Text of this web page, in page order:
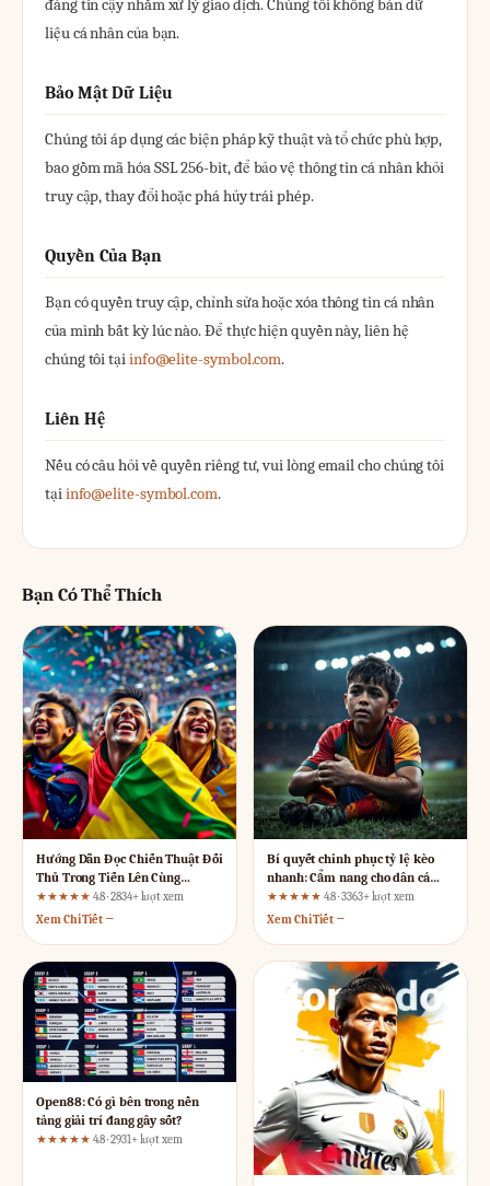
đáng tin cậy nhằm xử lý giao dịch. Chúng tôi không bán dữ
liệu cá nhân của bạn.
Bảo Mật Dữ Liệu
Chúng tôi áp dụng các biện pháp kỹ thuật và tổ chức phù hợp,
bao gồm mã hóa SSL 256-bit, để bảo vệ thông tin cá nhân khỏi
truy cập, thay đổi hoặc phá hủy trái phép.
Quyền Của Bạn
Bạn có quyền truy cập, chỉnh sửa hoặc xóa thông tin cá nhân
của mình bất kỳ lúc nào. Để thực hiện quyền này, liên hệ
chúng tôi tạiinfo@elite-symbol.com.
Liên Hệ
Nếu có câu hỏi về quyền riêng tư, vui lòng email cho chúng tôi
tạiinfo@elite-symbol.com.
Bạn Có Thể Thích
Hướng Dẫn Đọc Chiến Thuật Đối
Thủ Trong Tiến Lên Cùng
u888ee.com
★★★★★ 4.8 · 2834+ lượt xem
Xem Chi Tiết →
Bí quyết chinh phục tỷ lệ kèo
nhanh: Cẩm nang cho dân cá
cược thông minh
★★★★★ 4.8 · 3363+ lượt xem
Xem Chi Tiết →
Open88: Có gì bên trong nền
tảng giải trí đang gây sốt?
★★★★★ 4.8 · 2931+ lượt xem